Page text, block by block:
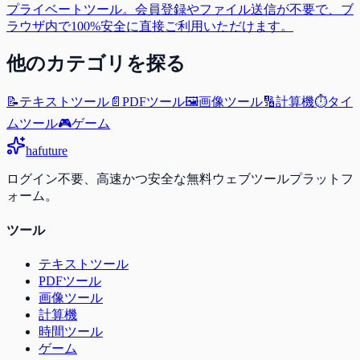
プライベートツール。会員登録やファイル送信が不要で、ブ
ラウザ内で100%安全に直接ご利用いただけます。
他のカテゴリを探る
📝テキストツール 📄 PDFツール🖼️画像ツール🔢計算機⏱️タイ
ムツール🎮ゲーム
hafuture
ログイン不要、高速かつ安全な無料ウェブツールプラットフ
ォーム。
ツール
テキストツール
PDFツール
画像ツール
計算機
時間ツール
ゲーム